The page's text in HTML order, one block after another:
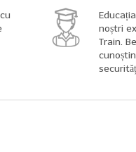
noștri
Train.